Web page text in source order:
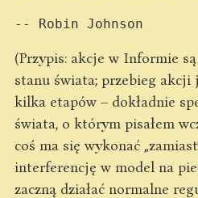
(Przypis: akcje w Informie
stanu świata; przebieg akcji
kilka etapów – dokładnie
świata, o którym pisałem
coś ma się wykonać
interferencję w model na
zaczną działać normalne